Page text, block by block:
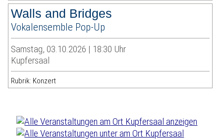
Walls and Bridges
Vokalensemble Pop-Up
Samstag, 03.10.2026 | 18:30 Uhr
Kupfersaal
Rubrik: Konzert